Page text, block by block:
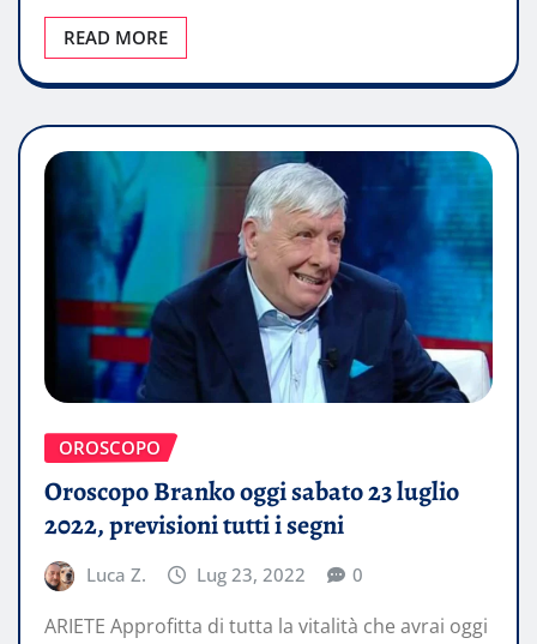
READ MORE
OROSCOPO
Oroscopo Branko oggi sabato 23 luglio
2022, previsioni tutti i segni
Luca Z. Lug 23, 2022 0
ARIETE Approfitta di tutta la vitalità che avrai oggi